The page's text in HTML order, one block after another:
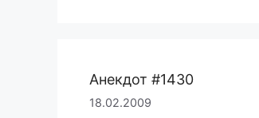
Анекдот #1430
18.02.2009